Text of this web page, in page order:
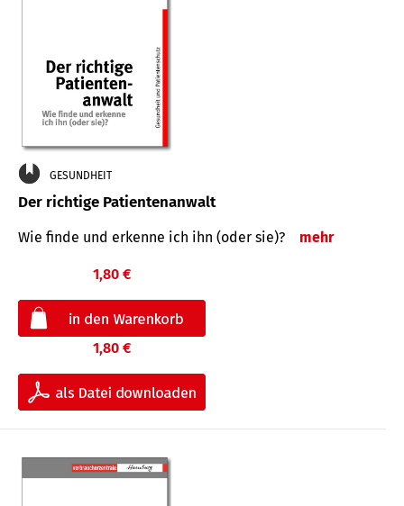
GESUNDHEIT
Der richtige Patientenanwalt
Wie finde und erkenne ich ihn (oder sie)? mehr
1,80 €
1,80 €